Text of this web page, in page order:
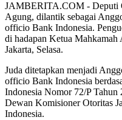
JAMBERITA.COM - Deputi
Agung, dilantik sebagai
officio Bank Indonesia.
di hadapan Ketua
Jakarta, Selasa.
Juda ditetapkan menjadi
officio Bank Indonesia
Indonesia Nomor 72/P Tahun
Dewan Komisioner Otoritas
Indonesia.